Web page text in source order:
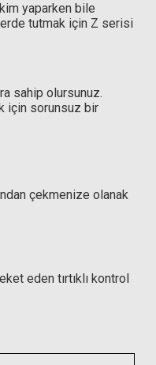
yaparken bile
tutmak için Z serisi
sahip olursunuz.
için sorunsuz bir
çekmenize olanak
eden tırtıklı kontrol